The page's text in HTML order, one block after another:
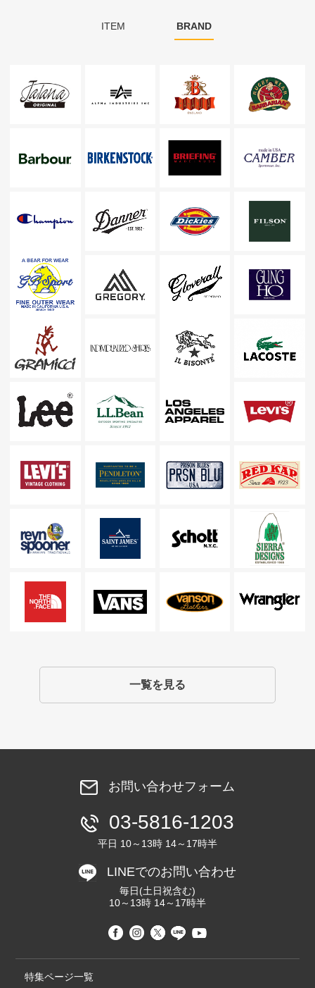
ITEM BRAND
一覧を見る
お問い合わせフォーム
03-5816-1203
平日 10～13時 14～17時半
LINEでのお問い合わせ
毎日(土日祝含む)
10～13時 14～17時半
特集ページ一覧